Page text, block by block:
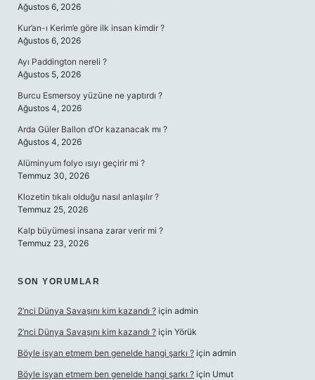
Ağustos 6, 2026
Kur’an-ı Kerim’e göre ilk insan kimdir ?
Ağustos 6, 2026
Ayı Paddington nereli ?
Ağustos 5, 2026
Burcu Esmersoy yüzüne ne yaptırdı ?
Ağustos 4, 2026
Arda Güler Ballon d’Or kazanacak mı ?
Ağustos 4, 2026
Alüminyum folyo ısıyı geçirir mi ?
Temmuz 30, 2026
Klozetin tıkalı olduğu nasıl anlaşılır ?
Temmuz 25, 2026
Kalp büyümesi insana zarar verir mi ?
Temmuz 23, 2026
SON YORUMLAR
2’nci Dünya Savaşını kim kazandı ? için admin
2’nci Dünya Savaşını kim kazandı ? için Yörük
Böyle isyan etmem ben genelde hangi şarkı ? için admin
Böyle isyan etmem ben genelde hangi şarkı ? için Umut